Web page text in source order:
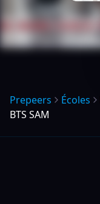
Prepeers Écoles
BTS SAM